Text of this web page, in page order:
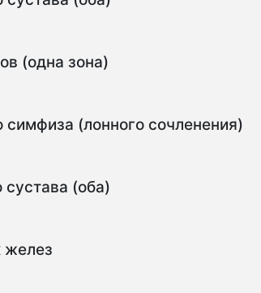
(одна зона)
симфиза (лонного сочленения)
(оба)
желез